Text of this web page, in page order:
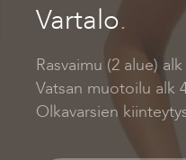
Vartalo.
Rasvaimu (2 alue) alk
Vatsan muotoilu alk
Olkavarsien